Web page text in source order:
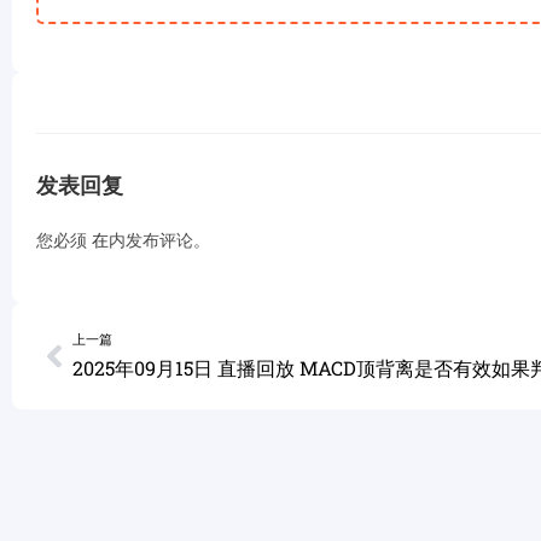
发表回复
您必须 在内发布评论。
上一篇
2025年09月15日 直播回放 MACD顶背离是否有效如果